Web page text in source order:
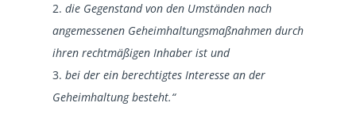
die Gegenstand von den Umständen nach
angemessenen Geheimhaltungsmaßnahmen durch
ihren rechtmäßigen Inhaber ist und
bei der ein berechtigtes Interesse an der
Geheimhaltung besteht.“